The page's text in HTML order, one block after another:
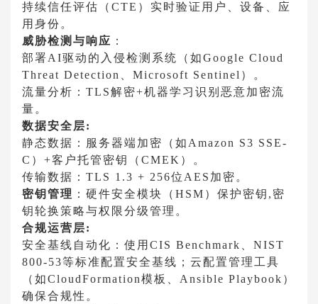
持续信任评估（CTE）实时验证用户、设备、应
用身份。
威胁检测与响应 ：
部署AI驱动的入侵检测系统（如Google Cloud
Threat Detection、Microsoft Sentinel）。
流量分析：TLS解密+机器学习识别恶意加密流
量。
数据安全层:
静态数据：服务器端加密（如Amazon S3 SSE-
C）+客户托管密钥（CMEK）。
传输数据：TLS 1.3 + 256位AES加密。
密钥管理 ： 硬件安全模块（HSM）保护密钥,密
钥轮换策略与权限分级管理。
合规运营层:
安全基线自动化：使用CIS Benchmark、NIST
800-53等标准配置安全基线；云配置管理工具
（如CloudFormation模板、Ansible Playbook）
确保合规性。